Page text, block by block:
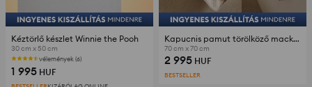
Kéztörlő készlet Winnie the Pooh
30 cm x 50 cm
vélemények (6)
1 995 HUF
Kapucnis pamut törölköző mackómintával és mosdókendővel 2 pack
70 cm x 70 cm
2 995 HUF
BESTSELLER